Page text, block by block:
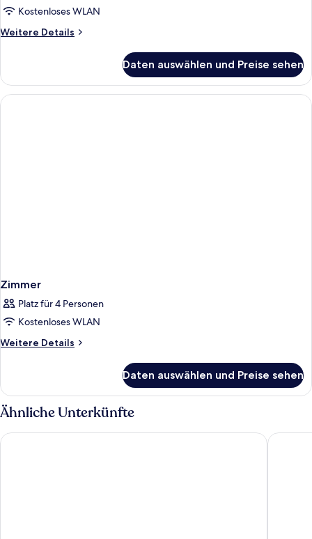
Kostenloses WLAN
Weitere Details
Weitere
Daten auswählen und Preise sehen
Zimmer
Platz für 4 Personen
Kostenloses WLAN
Weitere Details
Weitere
Daten auswählen und Preise sehen
Ähnliche Unterkünfte
Dolce by Wyndham La Hulpe Brussels Hotel